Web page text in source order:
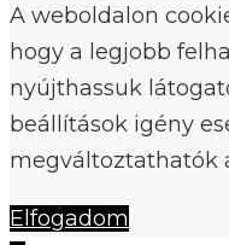
A weboldalon
hogy a legjobb
nyújthassuk
beállítások igény
megváltoztathatók
Elfogadom